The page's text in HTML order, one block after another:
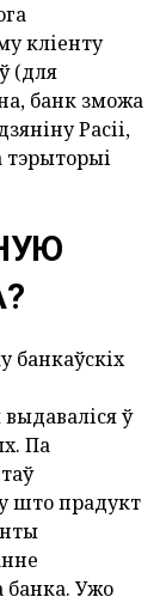
кліенту
(для
банк зможа
Расіі,
тэрыторыі
банкаўскіх
ў
Па
што прадукт
Ужо